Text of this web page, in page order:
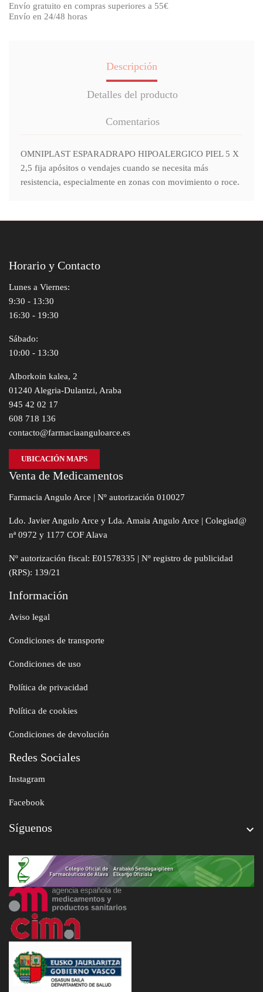
Envío gratuito en compras superiores a 55€
Envío en 24/48 horas
Descripción
Detalles del producto
Comentarios
OMNIPLAST ESPARADRAPO HIPOALERGICO PIEL 5 X
2,5 fija apósitos o vendajes cuando se necesita más
resistencia, especialmente en zonas con movimiento o roce.
Horario y Contacto
Lunes a Viernes:
9:30 - 13:30
16:30 - 19:30
Sábado:
10:00 - 13:30
Alborkoin kalea, 2
01240 Alegria-Dulantzi, Araba
945 42 02 17
608 718 136
contacto@farmaciaanguloarce.es
UBICACIÓN MAPS
Venta de Medicamentos
Farmacia Angulo Arce | Nº autorización 010027
Ldo. Javier Angulo Arce y Lda. Amaia Angulo Arce | Colegiad@
nª 0972 y 1177 COF Alava
Nº autorización fiscal: E01578335 | Nº registro de publicidad
(RPS): 139/21
Información
Aviso legal
Condiciones de transporte
Condiciones de uso
Política de privacidad
Política de cookies
Condiciones de devolución
Redes Sociales
Instagram
Facebook
Síguenos 